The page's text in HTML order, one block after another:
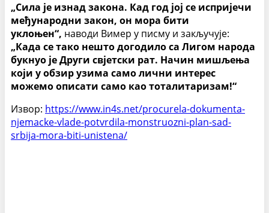
„Сила је изнад закона. Кад год јој се испријечи
међународни закон, он мора бити
уклоњен“, наводи Вимер у писму и закључује:
„Када се тако нешто догодило са Лигом народа
букнуо је Други свјетски рат. Начин мишљења
који у обзир узима само лични интерес
можемо описати само као тоталитаризам!“
Извор: https://www.in4s.net/procurela-dokumenta-
njemacke-vlade-potvrdila-monstruozni-plan-sad-
srbija-mora-biti-unistena/